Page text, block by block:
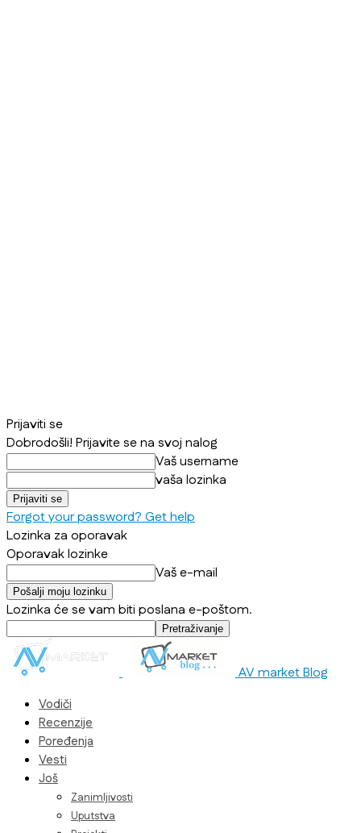
Prijaviti se
Dobrodošli! Prijavite se na svoj nalog
Vaš username
vaša lozinka
Forgot your password? Get help
Lozinka za oporavak
Oporavak lozinke
Vaš e-mail
Lozinka će se vam biti poslana e-poštom.
AV market Blog
Vodiči
Recenzije
Poređenja
Vesti
Još
Zanimljivosti
Uputstva